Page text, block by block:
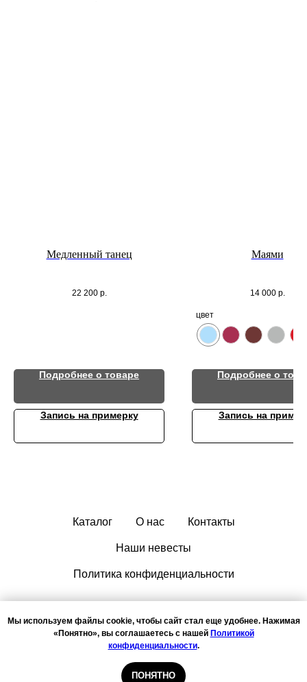
Запись на примерку
Медленный танец
22 200 р.
Подробнее о товаре
Запись на примерку
Маями
14 000 р.
цвет
Подробнее о
Запись на
Каталог О нас Контакты
Наши невесты
Политика конфиденциальности
ООО "ФАНТАЗИЯ", ИНН: 1435237254, ОГРН: 1111435000643
Мы используем файлы cookie, чтобы сайт стал еще удобнее. Нажимая
«Понятно», вы соглашаетесь с нашей Политикой
конфиденциальности.
ПОНЯТНО